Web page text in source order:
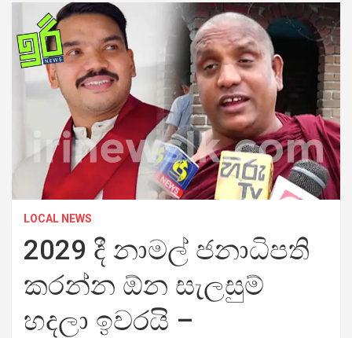
LOCAL NEWS
2029 දී නාමල් ජනාධිපති
කරන්න ඕන සැලසුම්
හදලා ඉවරයි –